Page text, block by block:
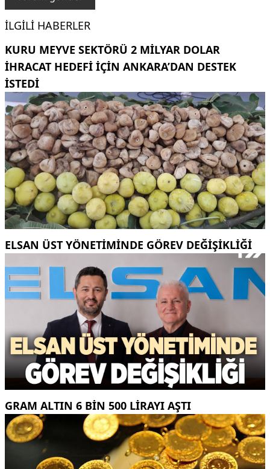
İLGILI HABERLER
KURU MEYVE SEKTÖRÜ 2 MILYAR DOLAR
IHRACAT HEDEFI IÇIN ANKARA’DAN DESTEK
ISTEDI
ELSAN ÜST YÖNETIMINDE GÖREV DEĞIŞIKLIĞI
GRAM ALTIN 6 BIN 500 LIRAYI AŞTI